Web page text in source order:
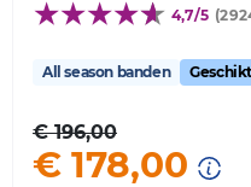
4,7/5
All season banden
€ 196,00
€ 178,00